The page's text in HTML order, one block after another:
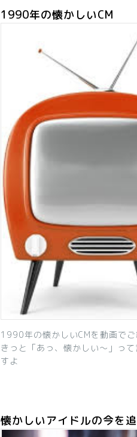
1990年の懐かしいCM
1990年の懐かしいCMを動画でご
きっと「あっ、懐かしい～」っ
すよ
懐かしいアイドルの今を追